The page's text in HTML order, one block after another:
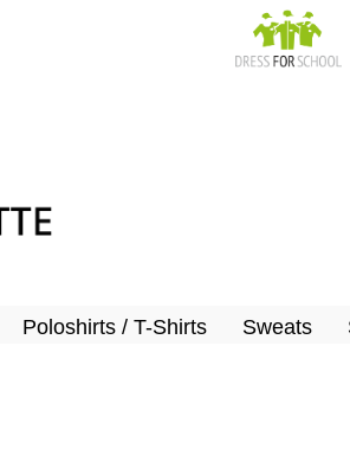
Poloshirts / T-Shirts Sweats